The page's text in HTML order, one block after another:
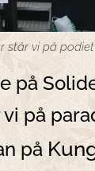
står vi på podiet
på
på
på